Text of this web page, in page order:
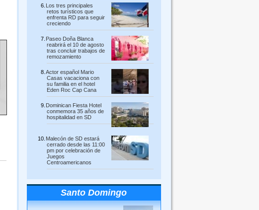
Los tres principales
retos turísticos que
enfrenta RD para seguir
creciendo
Paseo Doña Blanca
reabrirá el 10 de agosto
tras concluir trabajos de
remozamiento
Actor español Mario
Casas vacaciona con
su familia en el hotel
Eden Roc Cap Cana
Dominican Fiesta Hotel
conmemora 35 años de
hospitalidad en SD
Malecón de SD estará
cerrado desde las 11:00
pm por celebración de
Juegos
Centroamericanos
Santo Domingo